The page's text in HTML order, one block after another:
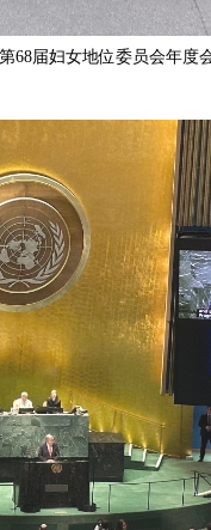
68届妇女地位委员会年度